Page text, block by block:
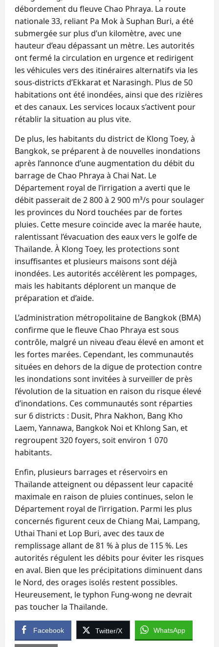
débordement du fleuve Chao Phraya. La route
nationale 33, reliant Pa Mok à Suphan Buri, a été
submergée sur plus d’un kilomètre, avec une
hauteur d’eau dépassant un mètre. Les autorités
ont fermé la circulation en urgence et redirigent
les véhicules vers des itinéraires alternatifs via les
sous-districts d’Ekkarat et Narasingh. Plus de 50
habitations ont été inondées, ainsi que des rizières
et des canaux. Les services locaux s’activent pour
rétablir la situation au plus vite.
De plus, les habitants du district de Klong Toey, à
Bangkok, se préparent à de nouvelles inondations
après l’annonce d’une augmentation du débit du
barrage de Chao Phraya à Chai Nat. Le
Département royal de l’irrigation a averti que le
débit passerait de 2 800 à 2 900 m³/s pour soulager
les provinces du Nord touchées par de fortes
pluies. Cette mesure coïncide avec la marée haute,
ralentissant l’évacuation des eaux vers le golfe de
Thaïlande. À Klong Toey, les protections sont
insuffisantes et plusieurs maisons sont déjà
inondées. Les autorités accélèrent les pompages,
mais les habitants déplorent un manque de
préparation et d’aide.
L’administration métropolitaine de Bangkok (BMA)
confirme que le fleuve Chao Phraya est sous
contrôle, malgré un niveau d’eau élevé en amont et
les fortes marées. Cependant, les communautés
situées en dehors de la digue de protection contre
les inondations sont invitées à surveiller de près
l’évolution de la situation en raison du risque élevé
d’inondations. Ces communautés sont réparties
sur 6 districts : Dusit, Phra Nakhon, Bang Kho
Laem, Yannawa, Bangkok Noi et Khlong San, et
regroupent 320 foyers, soit environ 1 070
habitants.
Enfin, plusieurs barrages et réservoirs en
Thaïlande atteignent ou dépassent leur capacité
maximale en raison de pluies continues, selon le
Département royal de l’irrigation. Parmi les plus
concernés figurent ceux de Chiang Mai, Lampang,
Uthai Thani et Lop Buri, avec des taux de
remplissage allant de 81 % à plus de 115 %. Les
autorités régulent les débits pour éviter les risques
en aval. Bien que les précipitations diminuent dans
le Nord, des orages isolés restent possibles.
Heureusement, le typhon Fung-wong ne devrait
pas toucher la Thaïlande.
Facebook Twitter/X WhatsApp